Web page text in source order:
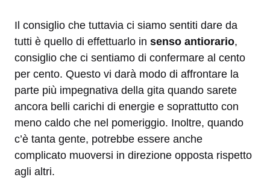
Il consiglio che tuttavia ci siamo sentiti dare da
tutti è quello di effettuarlo in senso antiorario,
consiglio che ci sentiamo di confermare al cento
per cento. Questo vi darà modo di affrontare la
parte più impegnativa della gita quando sarete
ancora belli carichi di energie e soprattutto con
meno caldo che nel pomeriggio. Inoltre, quando
c’è tanta gente, potrebbe essere anche
complicato muoversi in direzione opposta rispetto
agli altri.